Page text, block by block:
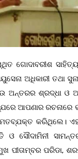
ଗୋଦାବରୀଶ
ଅଧିକାରୀ ତଥା
ଅନ୍ତରର ଶ୍ରଦ୍ଧା ଓ
ଆପଣାର ରଚନାରେ
କରିଥିଲେ।
ଓ ସୌଦାମିନୀ
ପୀତାମ୍ବର ପରିଡା,